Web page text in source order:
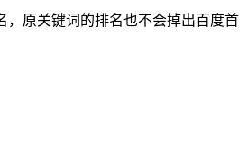
，原关键词的排名也不会掉出百度首